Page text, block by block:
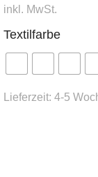
10 Stk.
Stoffbedarf:
Bezug)
inkl. MwSt.
Textilfarbe
Lieferzeit: 4-5